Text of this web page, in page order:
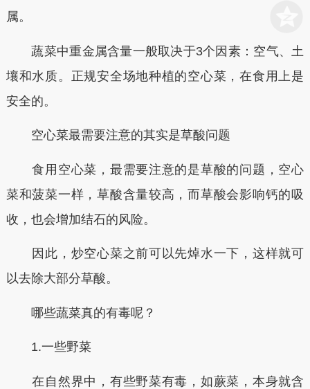
属。
蔬菜中重金属含量一般取决于3个因素：空气、土
壤和水质。正规安全场地种植的空心菜，在食用上是
安全的。
空心菜最需要注意的其实是草酸问题
食用空心菜，最需要注意的是草酸的问题，空心
菜和菠菜一样，草酸含量较高，而草酸会影响钙的吸
收，也会增加结石的风险。
因此，炒空心菜之前可以先焯水一下，这样就可
以去除大部分草酸。
哪些蔬菜真的有毒呢？
1.一些野菜
在自然界中，有些野菜有毒，如蕨菜，本身就含